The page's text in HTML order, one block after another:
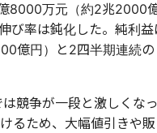
8000万元（約2兆2000
び率は鈍化した。純利益
億円）と2四半期連続の
競争が一段と激しくな
るため、大幅値引きや販